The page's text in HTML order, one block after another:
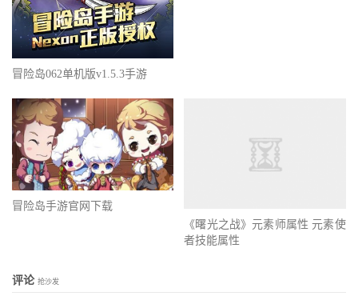
冒险岛062单机版v1.5.3手游
冒险岛手游官网下载
《曙光之战》元素师属性 元素使
者技能属性
评论 抢沙发